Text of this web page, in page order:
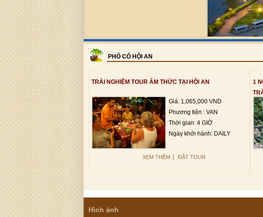
PHỐ CỔ HỘI AN
TRẢI NGHIỆM TOUR ẨM THỨC TẠI HỘI AN
Giá: 1,065,000 VND
Phương tiện : VAN
Thời gian: 4 GIỜ
Ngày khởi hành: DAILY
XEM THÊM ĐẶT TOUR
1
Hình ảnh